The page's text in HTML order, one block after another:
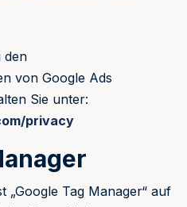
den
von Google Ads
Sie unter:
privacy
„Google Tag Manager“ auf